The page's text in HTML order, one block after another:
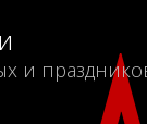
и